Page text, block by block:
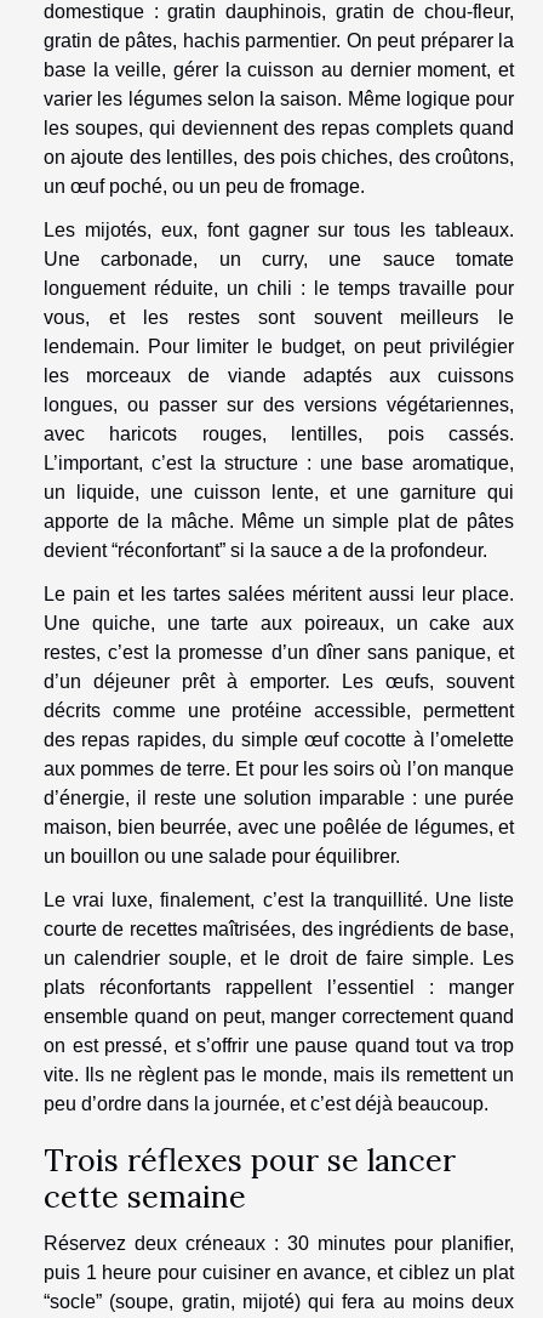
domestique : gratin dauphinois, gratin de chou-fleur,
gratin de pâtes, hachis parmentier. On peut préparer la
base la veille, gérer la cuisson au dernier moment, et
varier les légumes selon la saison. Même logique pour
les soupes, qui deviennent des repas complets quand
on ajoute des lentilles, des pois chiches, des croûtons,
un œuf poché, ou un peu de fromage.
Les mijotés, eux, font gagner sur tous les tableaux.
Une carbonade, un curry, une sauce tomate
longuement réduite, un chili : le temps travaille pour
vous, et les restes sont souvent meilleurs le
lendemain. Pour limiter le budget, on peut privilégier
les morceaux de viande adaptés aux cuissons
longues, ou passer sur des versions végétariennes,
avec haricots rouges, lentilles, pois cassés.
L’important, c’est la structure : une base aromatique,
un liquide, une cuisson lente, et une garniture qui
apporte de la mâche. Même un simple plat de pâtes
devient “réconfortant” si la sauce a de la profondeur.
Le pain et les tartes salées méritent aussi leur place.
Une quiche, une tarte aux poireaux, un cake aux
restes, c’est la promesse d’un dîner sans panique, et
d’un déjeuner prêt à emporter. Les œufs, souvent
décrits comme une protéine accessible, permettent
des repas rapides, du simple œuf cocotte à l’omelette
aux pommes de terre. Et pour les soirs où l’on manque
d’énergie, il reste une solution imparable : une purée
maison, bien beurrée, avec une poêlée de légumes, et
un bouillon ou une salade pour équilibrer.
Le vrai luxe, finalement, c’est la tranquillité. Une liste
courte de recettes maîtrisées, des ingrédients de base,
un calendrier souple, et le droit de faire simple. Les
plats réconfortants rappellent l’essentiel : manger
ensemble quand on peut, manger correctement quand
on est pressé, et s’offrir une pause quand tout va trop
vite. Ils ne règlent pas le monde, mais ils remettent un
peu d’ordre dans la journée, et c’est déjà beaucoup.
Trois réflexes pour se lancer
cette semaine
Réservez deux créneaux : 30 minutes pour planifier,
puis 1 heure pour cuisiner en avance, et ciblez un plat
“socle” (soupe, gratin, mijoté) qui fera au moins deux